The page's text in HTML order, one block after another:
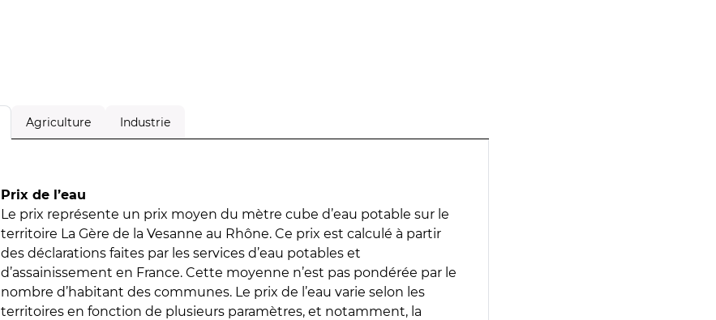
Agriculture Industrie
Prix de l’eau
Le prix représente un prix moyen du mètre cube d’eau potable sur le
territoire La Gère de la Vesanne au Rhône. Ce prix est calculé à partir
des déclarations faites par les services d’eau potables et
d’assainissement en France. Cette moyenne n’est pas pondérée par le
nombre d’habitant des communes. Le prix de l’eau varie selon les
territoires en fonction de plusieurs paramètres, et notamment, la